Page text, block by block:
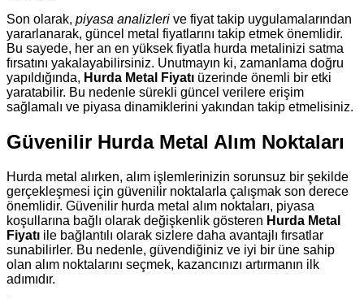
Son olarak, piyasa analizleri ve fiyat takip uygulamalarından
yararlanarak, güncel metal fiyatlarını takip etmek önemlidir.
Bu sayede, her an en yüksek fiyatla hurda metalinizi satma
fırsatını yakalayabilirsiniz. Unutmayın ki, zamanlama doğru
yapıldığında, Hurda Metal Fiyatı üzerinde önemli bir etki
yaratabilir. Bu nedenle sürekli güncel verilere erişim
sağlamalı ve piyasa dinamiklerini yakından takip etmelisiniz.
Güvenilir Hurda Metal Alım Noktaları
Hurda metal alırken, alım işlemlerinizin sorunsuz bir şekilde
gerçekleşmesi için güvenilir noktalarla çalışmak son derece
önemlidir. Güvenilir hurda metal alım noktaları, piyasa
koşullarına bağlı olarak değişkenlik gösteren Hurda Metal
Fiyatı ile bağlantılı olarak sizlere daha avantajlı fırsatlar
sunabilirler. Bu nedenle, güvendiğiniz ve iyi bir üne sahip
olan alım noktalarını seçmek, kazancınızı artırmanın ilk
adımıdır.